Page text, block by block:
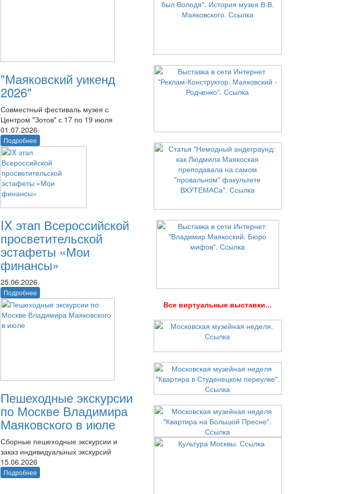
"Маяковский уикенд
2026"
Совместный фестиваль музея с
Центром "Зотов" с 17 по 19 июля
01.07.2026
Подробнее
IX этап Всероссийской
просветительской
эстафеты «Мои
финансы»
25.06.2026
Подробнее
Пешеходные экскурсии
по Москве Владимира
Маяковского в июле
Сборные пешеходные экскурсии и
заказ индивидуальных экскурсий
15.06.2026
Подробнее
Все виртуальные выставки...